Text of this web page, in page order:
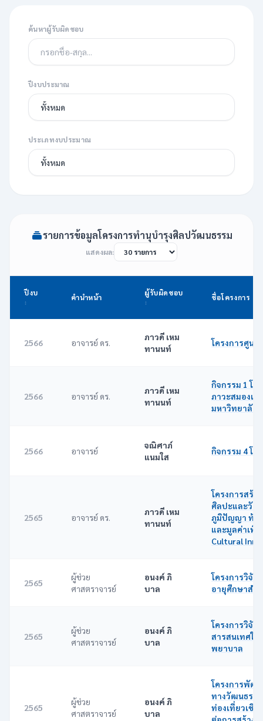
ค้นหาผู้รับผิดชอบ
ปีงบประมาณ
ประเภทงบประมาณ
รายการข้อมูลโครงการทำนุบำรุงศิลปวัฒนธรรม
แสดงผล:
ปีงบ คำนำหน้า ผู้รับผิดชอบ ชื่อโครงการ
2566 อาจารย์ ดร.
ภาวดี เหม
ทานนท์
โครงการศูน
2566 อาจารย์ ดร.
ภาวดี เหม
ทานนท์
กิจกรรม 1 โค
ภาวะสมองเ
มหาวิทยาลัย
2566 อาจารย์
จณิศาภ์
แนมใส
กิจกรรม 4 โค
2565 อาจารย์ ดร.
ภาวดี เหม
ทานนท์
โครงการสร้า
ศิลปะและวัฒ
ภูมิปัญญา ท้อ
และมูลค่าเพิ่
Cultural
2565
ผู้ช่วย
ศาสตราจารย์
อนงค์ ภิ
บาล
โครงการวิจัย
อายุศึกษาสำ
2565
ผู้ช่วย
ศาสตราจารย์
อนงค์ ภิ
บาล
โครงการวิจัย
สารสนเทศใ
พยาบาล
2565
ผู้ช่วย
ศาสตราจารย์
อนงค์ ภิ
บาล
โครงการพัฒ
ทางวัฒนธรร
ท่องเที่ยวเชิ